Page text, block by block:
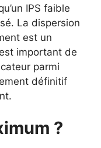
IPS faible
La dispersion
est un
important de
parmi
définitif
?